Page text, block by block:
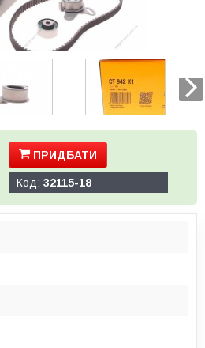
ПРИДБАТИ
Код: 32115-18